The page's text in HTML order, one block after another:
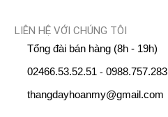
LIÊN HỆ VỚI CHÚNG TÔI
Tổng đài bán hàng (8h - 19h)
02466.53.52.51 - 0988.757.283
thangdayhoanmy@gmail.com